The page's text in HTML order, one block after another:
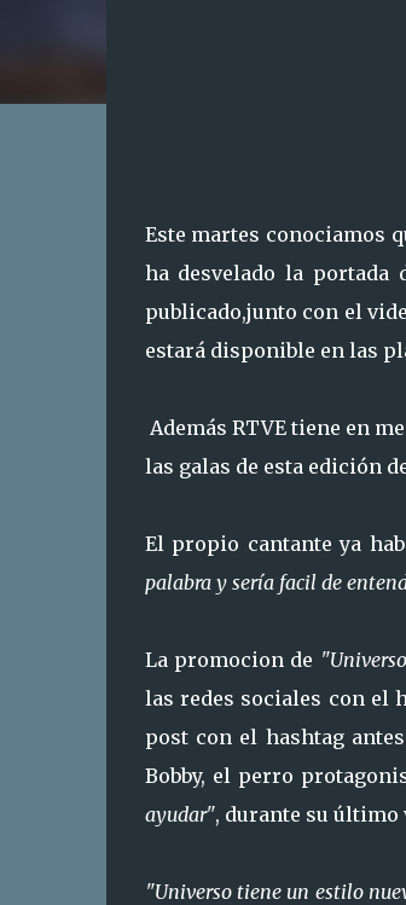
Este martes conociamos
ha desvelado la portada
publicado,junto con el
estará disponible en las
Además RTVE tiene en
las galas de esta edición
El propio cantante ya
palabra y sería facil de
La promocion de
las redes sociales con el
post con el hashtag
Bobby, el perro
ayudar", durante su último
"Universo tiene un estilo